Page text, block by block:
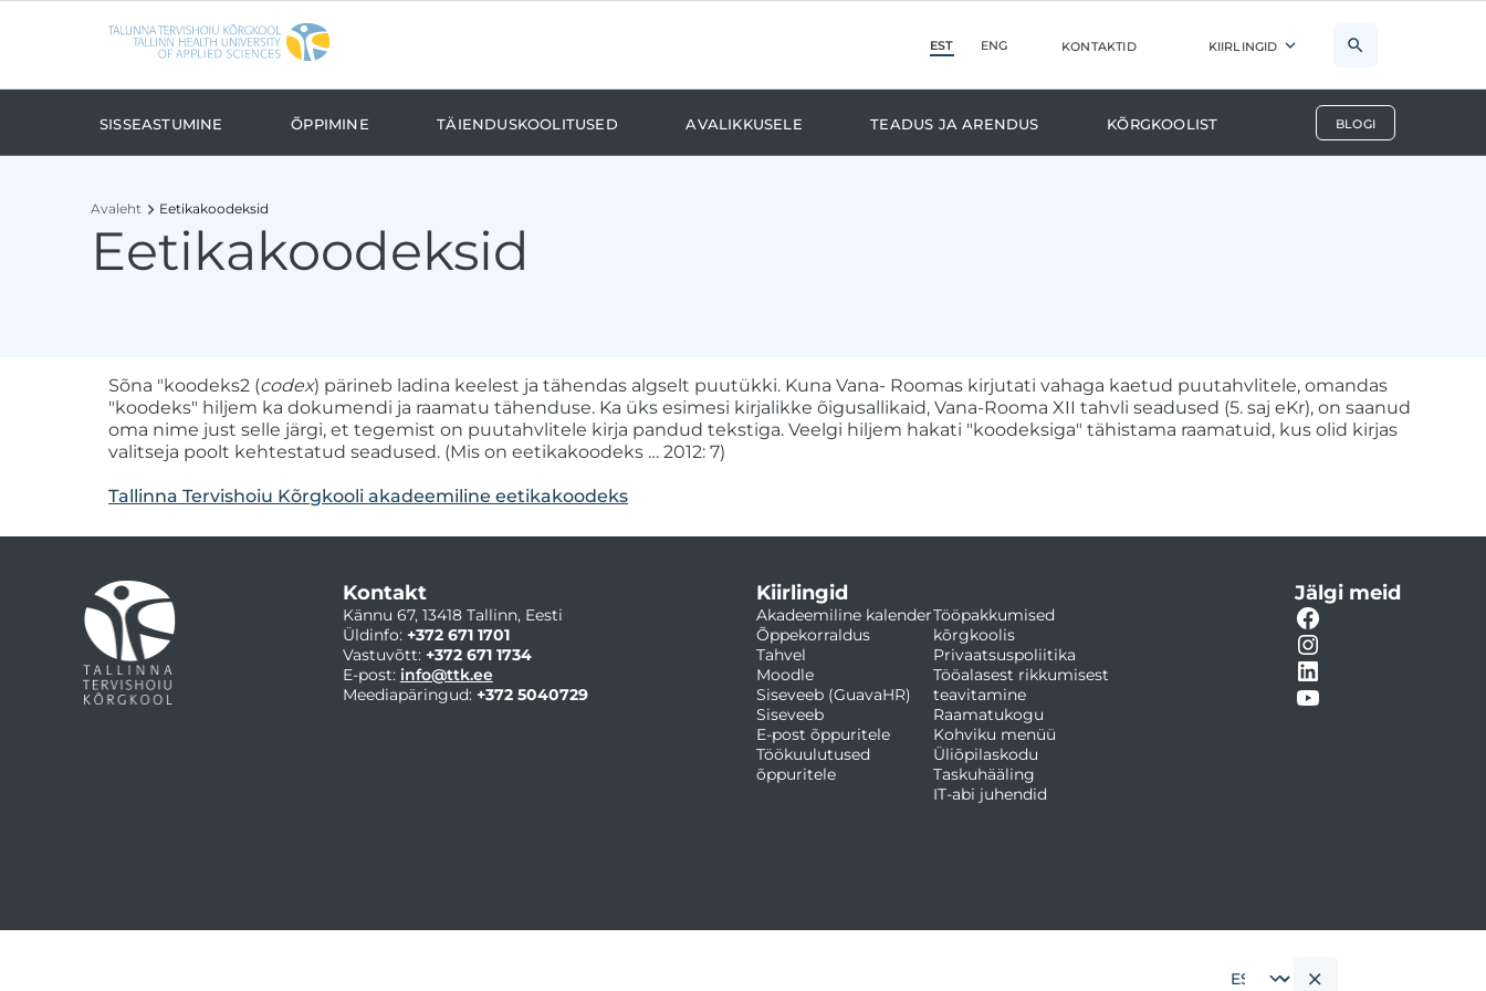
Liigu edasi põhisisu juurde Ligipääsetavus
est eng kontaktid kiirlingid
Sisseastumine Õppimine Täienduskoolitused Avalikkusele Teadus ja arendus Kõrgkoolist blogi
Avaleht Eetikakoodeksid
Eetikakoodeksid
Sõna "koodeks2 (codex) pärineb ladina keelest ja tähendas algselt puutükki. Kuna Vana- Roomas kirjutati vahaga kaetud puutahvlitele, omandas
"koodeks" hiljem ka dokumendi ja raamatu tähenduse. Ka üks esimesi kirjalikke õigusallikaid, Vana-Rooma XII tahvli seadused (5. saj eKr), on saanud
oma nime just selle järgi, et tegemist on puutahvlitele kirja pandud tekstiga. Veelgi hiljem hakati "koodeksiga" tähistama raamatuid, kus olid kirjas
valitseja poolt kehtestatud seadused. (Mis on eetikakoodeks … 2012: 7)
Tallinna Tervishoiu Kõrgkooli akadeemiline eetikakoodeks
Kontakt
Kännu 67, 13418 Tallinn, Eesti
Üldinfo: +372 671 1701
Vastuvõtt: +372 671 1734
E-post: info@ttk.ee
Meediapäringud: +372 5040729
Kiirlingid
Akadeemiline kalender
Õppekorraldus
Tahvel
Moodle
Siseveeb (GuavaHR)
Siseveeb
E-post õppuritele
Töökuulutused
õppuritele
Tööpakkumised
kõrgkoolis
Privaatsuspoliitika
Tööalasest rikkumisest
teavitamine
Raamatukogu
Kohviku menüü
Üliõpilaskodu
Taskuhääling
IT-abi juhendid
Jälgi meid